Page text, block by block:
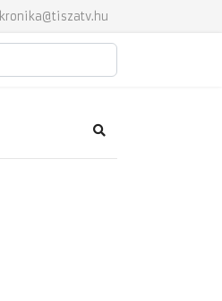
kronika@tiszatv.hu
Search